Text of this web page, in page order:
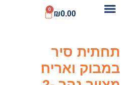
₪0.00
0
תחתית סיר
במבוק ואריח